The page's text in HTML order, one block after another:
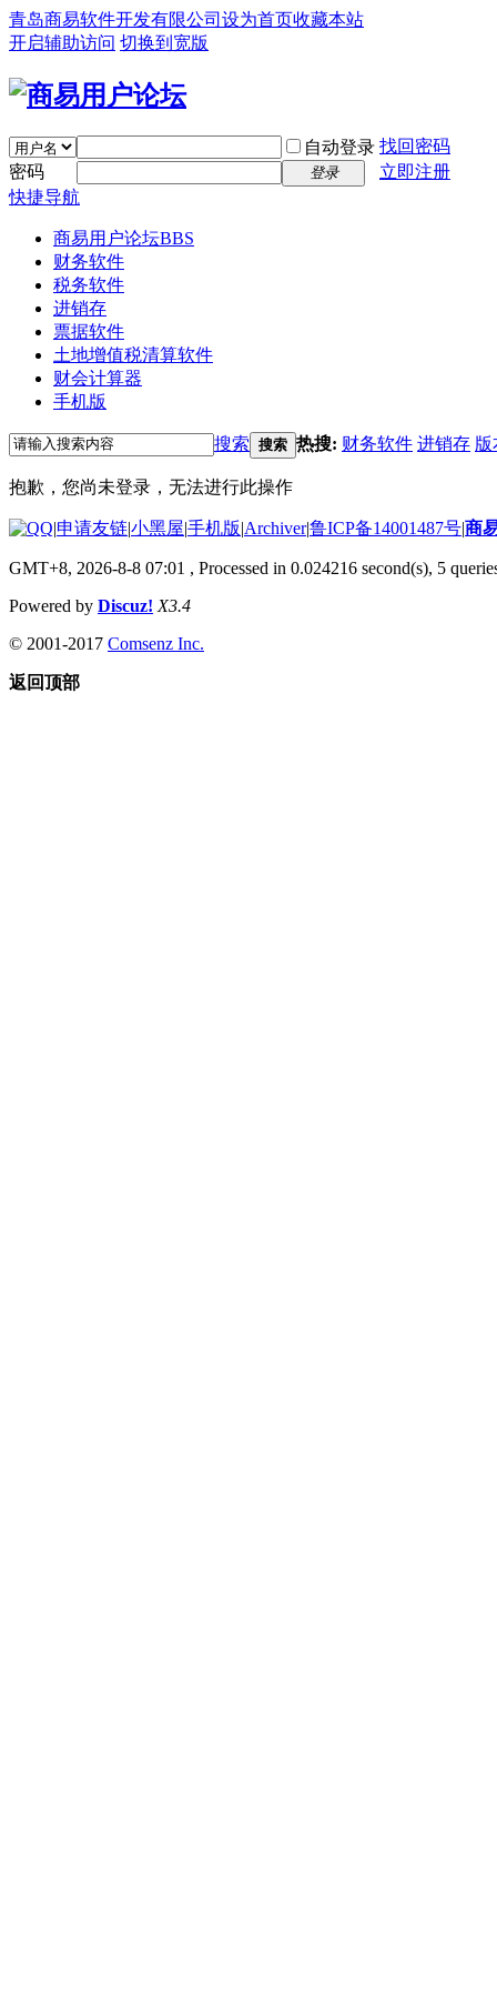
青岛商易软件开发有限公司 设为首页收藏本站
开启辅助访问 切换到宽版
自动登录 找回密码
密码
登录
立即注册
快捷导航
商易用户论坛BBS
财务软件
税务软件
进销存
票据软件
土地增值税清算软件
财会计算器
手机版
搜索 搜索 热搜: 财务软件 进销存 版
抱歉，您尚未登录，无法进行此操作
|申请友链|小黑屋|手机版|Archiver|鲁ICP备14001487号|商
GMT+8, 2026-8-8 07:01 , Processed in 0.024216 second(s), 5
Powered by Discuz! X3.4
© 2001-2017 Comsenz Inc.
返回顶部